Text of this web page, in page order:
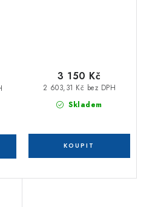
Skladem
2 603,31 Kč bez DPH
3 150 Kč